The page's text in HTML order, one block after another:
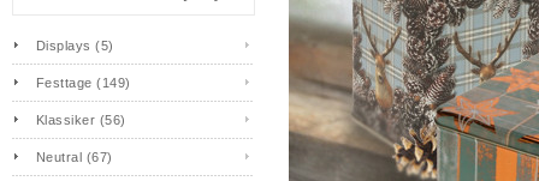
Displays (5)
Festtage (149)
Klassiker (56)
Neutral (67)